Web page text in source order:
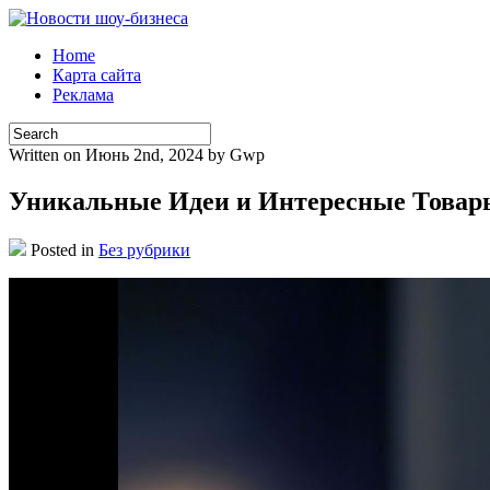
Home
Карта сайта
Реклама
Written on Июнь 2nd, 2024 by Gwp
Уникальные Идеи и Интересные
Posted in Без рубрики